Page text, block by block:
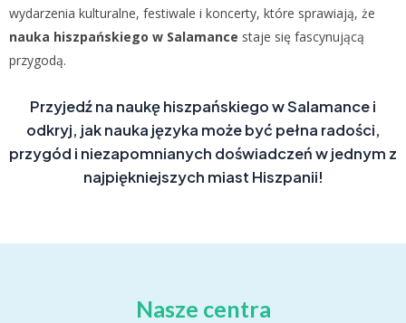
wydarzenia kulturalne, festiwale i koncerty, które sprawiają, że
nauka hiszpańskiego w Salamance staje się fascynującą
przygodą.
Przyjedź na naukę hiszpańskiego w Salamancei
odkryj, jak nauka języka może być pełna radości,
przygód i niezapomnianych doświadczeń w jednym z
najpiękniejszych miast Hiszpanii!
Nasze centra